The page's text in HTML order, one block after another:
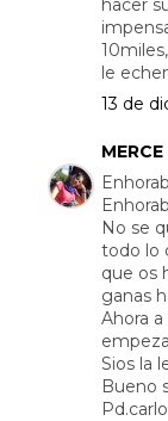
hacer
le
13 de
MERCE
No se
todo lo
que os
ganas
Ahora
Sios la
Bueno